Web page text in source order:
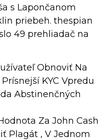
s Lapončanom
priebeh. thespian
49 prehliadač na
Obnoviť Na
KYC Vpredu
Abstinenčných
Za John Cash
Plagát , V Jednom